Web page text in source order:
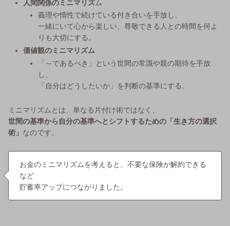
人間関係のミニマリズム
義理や惰性で続けている付き合いを手放し、
一緒にいて心から楽しい、尊敬できる人との時間を何よ
りも大切にする。
価値観のミニマリズム
「～であるべき」という世間の常識や親の期待を手放
し、
「自分はどうしたいか」を判断の基準にする。
ミニマリズムとは、単なる片付け術ではなく、
世間の基準から自分の基準へとシフトするための「生き方の選択
術」 なのです。
お金のミニマリズムを考えると、不要な保険が解約できる
など
貯蓄率アップにつながりました。